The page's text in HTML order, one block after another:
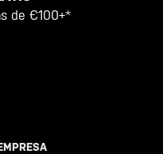
de €100+*